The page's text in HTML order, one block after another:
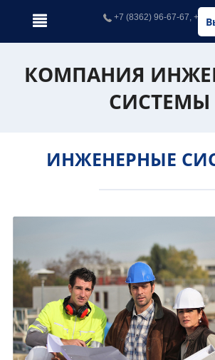
+7 (8362) 96-67-67, +7
КОМПАНИЯ
СИСТЕМЫ
ИНЖЕНЕРНЫЕ